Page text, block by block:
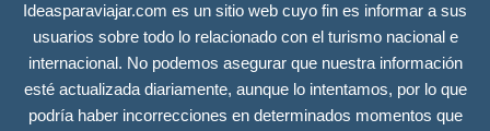
Ideasparaviajar.com es un sitio web cuyo fin es informar a sus
usuarios sobre todo lo relacionado con el turismo nacional e
internacional. No podemos asegurar que nuestra información
esté actualizada diariamente, aunque lo intentamos, por lo que
podría haber incorrecciones en determinados momentos que